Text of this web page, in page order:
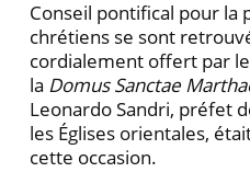
Conseil pontifi­cal pour la
chrétiens se sont
cordialement offert par le
la Domus Sanctae
Leonardo Sandri, préfet
les Églises orientales,
cette occasion.